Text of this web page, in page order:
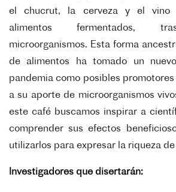
el chucrut, la cerveza y el vino
alimentos fermentados,
microorganismos. Esta forma
de alimentos ha tomado un
pandemia como posibles
a su aporte de microorganismos
este café buscamos inspirar a
comprender sus efectos
utilizarlos para expresar la riqueza
Investigadores que disertarán: